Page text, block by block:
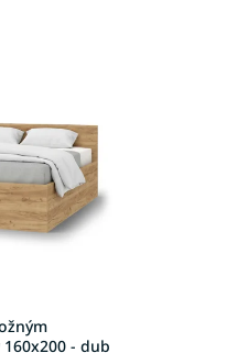
- dub